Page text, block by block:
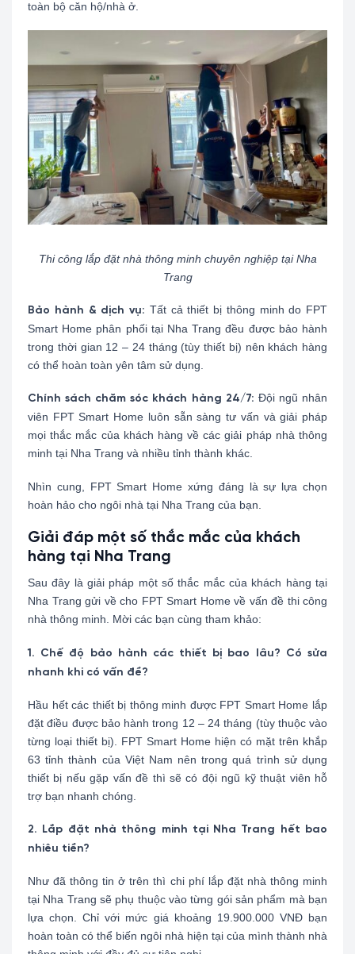
toàn bộ căn hộ/nhà ở.
Thi công lắp đặt nhà thông minh chuyên nghiệp tại Nha
Trang
Bảo hành & dịch vụ: Tất cả thiết bị thông minh do FPT
Smart Home phân phối tại Nha Trang đều được bảo hành
trong thời gian 12 – 24 tháng (tùy thiết bị) nên khách hàng
có thể hoàn toàn yên tâm sử dụng.
Chính sách chăm sóc khách hàng 24/7: Đội ngũ nhân
viên FPT Smart Home luôn sẵn sàng tư vấn và giải pháp
mọi thắc mắc của khách hàng về các giải pháp nhà thông
minh tại Nha Trang và nhiều tỉnh thành khác.
Nhìn cung, FPT Smart Home xứng đáng là sự lựa chọn
hoàn hảo cho ngôi nhà tại Nha Trang của bạn.
Giải đáp một số thắc mắc của khách
hàng tại Nha Trang
Sau đây là giải pháp một số thắc mắc của khách hàng tại
Nha Trang gửi về cho FPT Smart Home về vấn đề thi công
nhà thông minh. Mời các bạn cùng tham khảo:
1. Chế độ bảo hành các thiết bị bao lâu? Có sửa
nhanh khi có vấn đề?
Hầu hết các thiết bị thông minh được FPT Smart Home lắp
đặt điều được bảo hành trong 12 – 24 tháng (tùy thuộc vào
từng loại thiết bị). FPT Smart Home hiện có mặt trên khắp
63 tỉnh thành của Việt Nam nên trong quá trình sử dụng
thiết bị nếu gặp vấn đề thì sẽ có đội ngũ kỹ thuật viên hỗ
trợ bạn nhanh chóng.
2. Lắp đặt nhà thông minh tại Nha Trang hết bao
nhiêu tiền?
Như đã thông tin ở trên thì chi phí lắp đặt nhà thông minh
tại Nha Trang sẽ phụ thuộc vào từng gói sản phẩm mà bạn
lựa chọn. Chỉ với mức giá khoảng 19.900.000 VNĐ bạn
hoàn toàn có thể biến ngôi nhà hiện tại của mình thành nhà